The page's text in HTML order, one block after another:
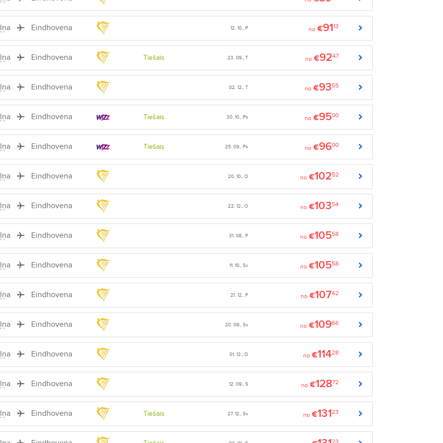
Eindhovena 12. 10., P no €9113
Eindhovena Tiešais 23. 09., T no €9247
Eindhovena 02. 12., T no €9355
Eindhovena Tiešais 30. 10., Pk no €9500
Eindhovena Tiešais 25. 09., Pk no €9600
Eindhovena 20. 10., O no €10252
Eindhovena 22. 12., O no €10354
Eindhovena 31. 08., P no €10558
Eindhovena 11. 10., Sv no €10558
Eindhovena 21. 12., P no €10742
Eindhovena 20. 09., Sv no €10966
Eindhovena 01. 12., O no €11428
Eindhovena 12. 09., S no €12872
Eindhovena Tiešais 27. 12., Sv no €13123